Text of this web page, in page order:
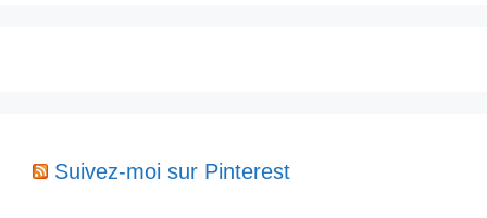
Suivez-moi sur Pinterest